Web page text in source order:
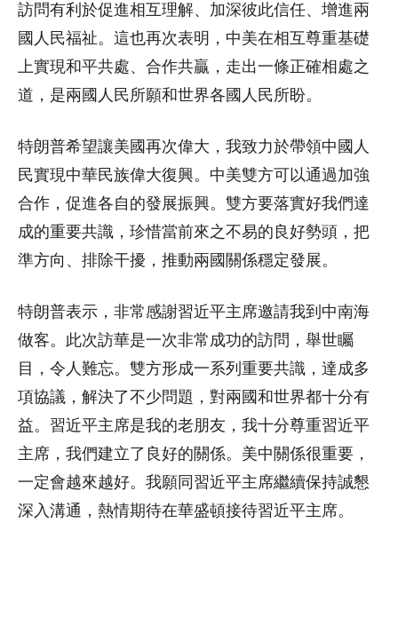
訪問有利於促進相互理解、加深彼此信任、增進兩
國人民福祉。這也再次表明，中美在相互尊重基礎
上實現和平共處、合作共贏，走出一條正確相處之
道，是兩國人民所願和世界各國人民所盼。
特朗普希望讓美國再次偉大，我致力於帶領中國人
民實現中華民族偉大復興。中美雙方可以通過加強
合作，促進各自的發展振興。雙方要落實好我們達
成的重要共識，珍惜當前來之不易的良好勢頭，把
準方向、排除干擾，推動兩國關係穩定發展。
特朗普表示，非常感謝習近平主席邀請我到中南海
做客。此次訪華是一次非常成功的訪問，舉世矚
目，令人難忘。雙方形成一系列重要共識，達成多
項協議，解決了不少問題，對兩國和世界都十分有
益。習近平主席是我的老朋友，我十分尊重習近平
主席，我們建立了良好的關係。美中關係很重要，
一定會越來越好。我願同習近平主席繼續保持誠懇
深入溝通，熱情期待在華盛頓接待習近平主席。